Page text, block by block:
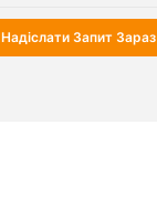
Надіслати Запит Зараз